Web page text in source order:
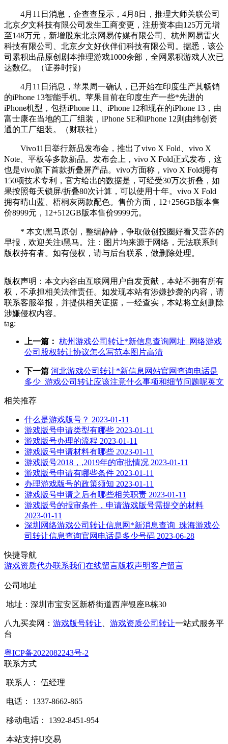
4月11日消息，企查查显示，4月8日，推理大师关联公司
北京夕文科技有限公司发生工商变更，注册资本由125万元增
至148万元，新增股东北京网易传媒有限公司、杭州网易雷火
科技有限公司、北京夕文好伙伴们科技有限公司。据悉，该公
司累积出品原创剧本推理游戏1000余部，全网累积游戏人次已
达数亿。（证券时报）
4月11日消息，苹果周一确认，已开始在印度生产其畅销
的iPhone 13智能手机。苹果目前在印度生产一些*先进的
iPhone机型，包括iPhone 11、iPhone 12和现在的iPhone 13，由
富士康在当地的工厂组装，iPhone SE和iPhone 12则由纬创资
通的工厂组装。（财联社）
Vivo11日举行新品发布会，推出了vivo X Fold、vivo X
Note、平板等多款新品。发布会上，vivo X Fold正式发布，这
也是vivo旗下首款折叠屏产品。vivo方面称，vivo X Fold拥有
150项技术专利，官方给出的数据是，可经受30万次折叠，如
果按照每天锁屏/折叠80次计算，可以使用十年。vivo X Fold
拥有晴山蓝、梧桐灰两款配色。售价方面，12+256GB版本售
价8999元，12+512GB版本售价9999元。
* 本文i黑马原创，整编静静，争取做创投圈好看又营养的
早报，欢迎关注i黑马。注：图片均来源于网络，无法联系到
版权持有者。如有侵权，请与后台联系，做删除处理。
版权声明：本文内容由互联网用户自发贡献，本站不拥有所有
权，不承担相关法律责任。如发现本站有涉嫌抄袭的内容，请
联系客服举报，并提供相关证据，一经查实，本站将立刻删除
涉嫌侵权内容。
tag:
上一篇： 杭州游戏公司转让*新信息查询网址_网络游戏
公司股权转让协议怎么写范本图片高清
下一篇 河北游戏公司转让*新信息网站官网查询电话是
多少_游戏公司转让应该注意什么事项和细节问题呢英文
相关推荐
什么是游戏版号？ 2023-01-11
游戏版号申请类型有哪些 2023-01-11
游戏版号办理的流程 2023-01-11
游戏版号申请材料有哪些 2023-01-11
游戏版号2018，,2019年的审批情况 2023-01-11
游戏版号申请有哪些条件 2023-01-11
办理游戏版号的政策须知 2023-01-11
游戏版号申请之后有哪些相关职责 2023-01-11
游戏版号的报审条件，申请游戏版号需提交的材料
2023-01-11
深圳网络游戏公司转让信息网*新消息查询_珠海游戏公
司转让信息查询官网电话是多少号码 2023-06-28
快捷导航
游戏资质代办联系我们在线留言版权声明客户留言
公司地址
地址：深圳市宝安区新桥街道西岸银座B栋30
八九买卖网： 游戏版号转让 游戏资质公司转让一站式服务平
台
粤ICP备2022082243号-2
联系方式
联系人： 伍经理
电话： 1337-8662-865
移动电话： 1392-8451-954
本站支持U交易